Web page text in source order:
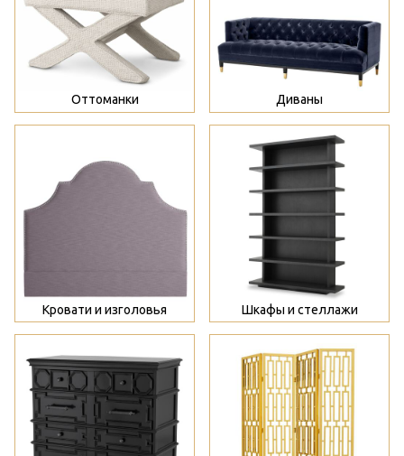
Оттоманки Диваны
Кровати и изголовья
>
Шкафы и стеллажи